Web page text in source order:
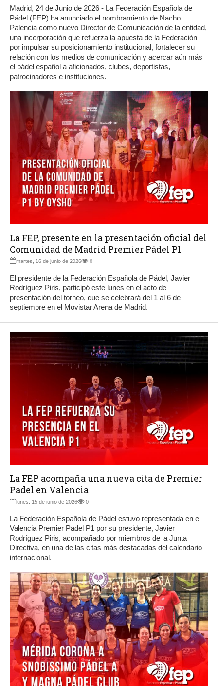
Madrid, 24 de Junio de 2026 - La Federación Española de
Pádel (FEP) ha anunciado el nombramiento de Nacho
Palencia como nuevo Director de Comunicación de la entidad,
una incorporación que refuerza la apuesta de la Federación
por impulsar su posicionamiento institucional, fortalecer su
relación con los medios de comunicación y acercar aún más
el pádel español a aficionados, clubes, deportistas,
patrocinadores e instituciones.
La FEP, presente en la presentación oficial del
Comunidad de Madrid Premier Pádel P1
martes, 16 de junio de 2026 0
El presidente de la Federación Española de Pádel, Javier
Rodríguez Piris, participó este lunes en el acto de
presentación del torneo, que se celebrará del 1 al 6 de
septiembre en el Movistar Arena de Madrid.
La FEP acompaña una nueva cita de Premier
Padel en Valencia
lunes, 15 de junio de 2026 0
La Federación Española de Pádel estuvo representada en el
Valencia Premier Padel P1 por su presidente, Javier
Rodríguez Piris, acompañado por miembros de la Junta
Directiva, en una de las citas más destacadas del calendario
internacional.